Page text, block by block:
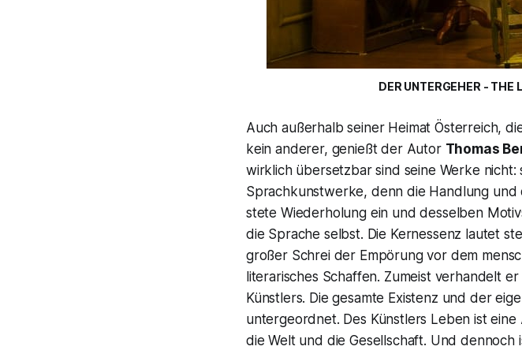
DER UNTERGEHER - THE
Auch außerhalb seiner Heimat Österreich,
kein anderer, genießt der Autor Thomas
wirklich übersetzbar sind seine Werke nicht:
Sprachkunstwerke, denn die Handlung und
stete Wiederholung ein und desselben
die Sprache selbst. Die Kernessenz lautet
großer Schrei der Empörung vor dem
literarisches Schaffen. Zumeist verhandelt
Künstlers. Die gesamte Existenz und der
untergeordnet. Des Künstlers Leben ist
die Welt und die Gesellschaft. Und dennoch